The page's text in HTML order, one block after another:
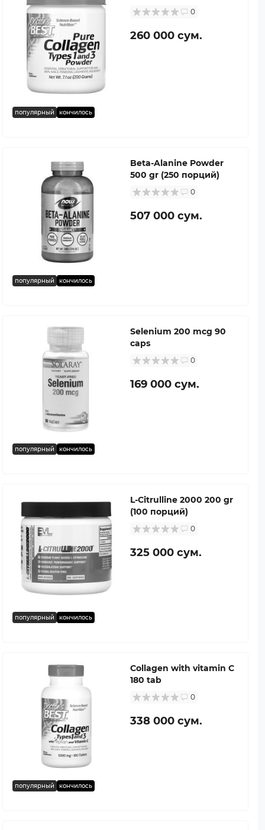
популярный кончилось
0
260 000 сум.
популярный кончилось
Beta-Alanine Powder
500 gr (250 порций)
0
507 000 сум.
популярный кончилось
Selenium 200 mcg 90
caps
0
169 000 сум.
популярный кончилось
L-Citrulline 2000 200 gr
(100 порций)
0
325 000 сум.
популярный кончилось
Collagen with vitamin C
180 tab
0
338 000 сум.